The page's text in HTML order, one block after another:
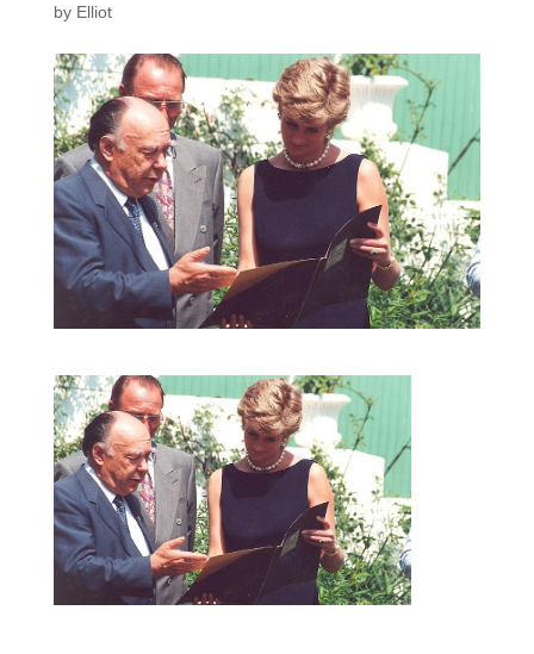
by Elliot